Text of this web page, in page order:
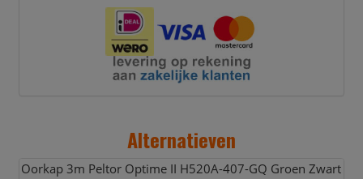
Alternatieven
Oorkap 3m Peltor Optime II H520A-407-GQ Groen Zwart